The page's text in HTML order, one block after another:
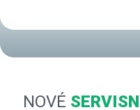
NOVÉ